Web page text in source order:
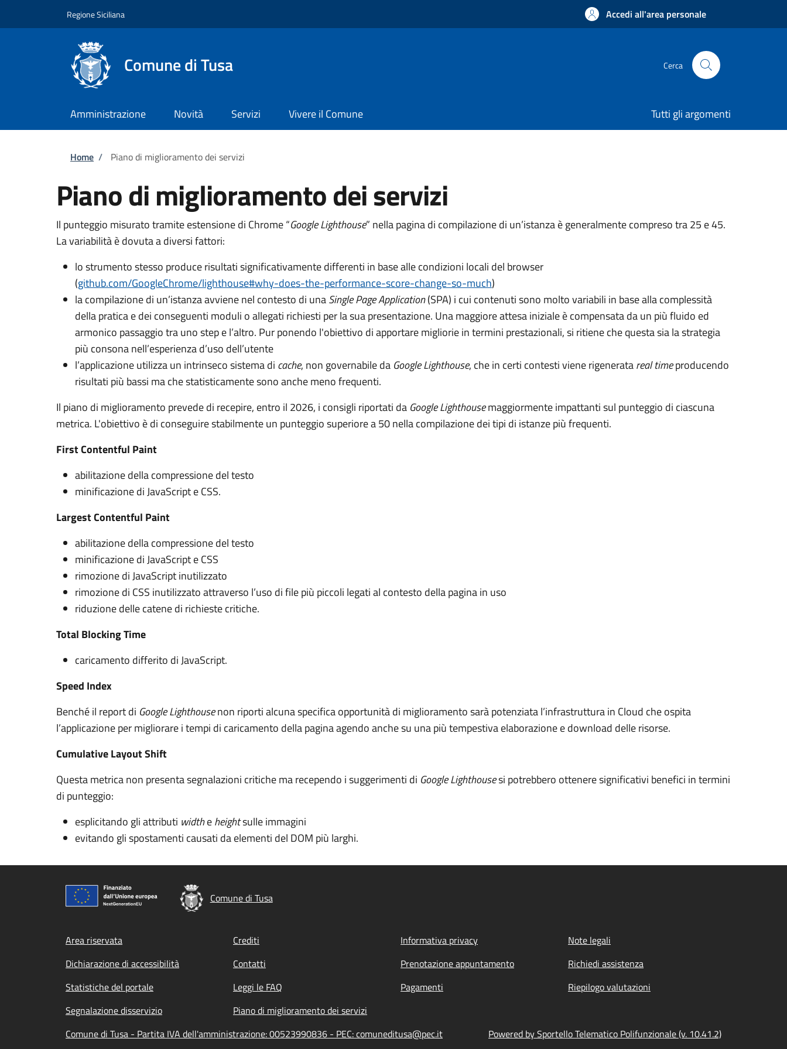
Regione Siciliana Accedi all'area personale
Comune di Tusa Cerca
Amministrazione Novità Servizi Vivere il Comune Tutti gli argomenti
Briciole di pane
Home / Piano di miglioramento dei servizi
Piano di miglioramento dei servizi
Il punteggio misurato tramite estensione di Chrome “Google Lighthouse” nella pagina di compilazione di un’istanza è generalmente compreso tra 25 e 45.
La variabilità è dovuta a diversi fattori:
lo strumento stesso produce risultati significativamente differenti in base alle condizioni locali del browser
(github.com/GoogleChrome/lighthouse#why-does-the-performance-score-change-so-much)
la compilazione di un’istanza avviene nel contesto di unaSingle Page Application(SPA) i cui contenuti sono molto variabili in base alla complessità
della pratica e dei conseguenti moduli o allegati richiesti per la sua presentazione. Una maggiore attesa iniziale è compensata da un più fluido ed
armonico passaggio tra uno step e l’altro. Pur ponendo l'obiettivo di apportare migliorie in termini prestazionali, si ritiene che questa sia la strategia
più consona nell’esperienza d’uso dell’utente
l’applicazione utilizza un intrinseco sistema di cache, non governabile da Google Lighthouse, che in certi contesti viene rigeneratareal timeproducendo
risultati più bassi ma che statisticamente sono anche meno frequenti.
Il piano di miglioramento prevede di recepire, entro il 2026, i consigli riportati da Google Lighthousemaggiormente impattanti sul punteggio di ciascuna
metrica. L'obiettivo è di conseguire stabilmente un punteggio superiore a 50 nella compilazione dei tipi di istanze più frequenti.
First Contentful Paint
abilitazione della compressione del testo
minificazione di JavaScript e CSS.
Largest Contentful Paint
abilitazione della compressione del testo
minificazione di JavaScript e CSS
rimozione di JavaScript inutilizzato
rimozione di CSS inutilizzato attraverso l’uso di file più piccoli legati al contesto della pagina in uso
riduzione delle catene di richieste critiche.
Total Blocking Time
caricamento differito di JavaScript.
Speed Index
Benché il report di Google Lighthousenon riporti alcuna specifica opportunità di miglioramento sarà potenziata l’infrastruttura in Cloud che ospita
l’applicazione per migliorare i tempi di caricamento della pagina agendo anche su una più tempestiva elaborazione e download delle risorse.
Cumulative Layout Shift
Questa metrica non presenta segnalazioni critiche ma recependo i suggerimenti di Google Lighthousesi potrebbero ottenere significativi benefici in termini
di punteggio:
esplicitando gli attributi widtheheightsulle immagini
evitando gli spostamenti causati da elementi del DOM più larghi.
Comune di Tusa
Footer menu
Area riservata Crediti Informativa privacy
Note legali
Dichiarazione di accessibilità
Contatti Prenotazione appuntamento
Richiedi assistenza
Statistiche del portale
Leggi le FAQ Pagamenti
Riepilogo valutazioni
Segnalazione disservizio
Piano di miglioramento dei servizi
Comune di Tusa - Partita IVA dell'amministrazione: 00523990836 - PEC: comuneditusa@pec.it
Powered by Sportello Telematico Polifunzionale (v. 10.41.2)